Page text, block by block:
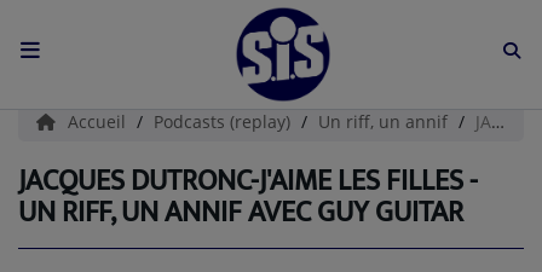
ACCUEIL
L'HISTOIRE DE S.I.S
BOUTIQUE
Accueil Podcasts (replay) Un riff, un annif JACQUES DUTRONC-J'aime Les Filles - UN RIFF, UN ANNIF AVEC GUY GUITAR
JACQUES DUTRONC-J'AIME LES FILLES -
UN RIFF, UN ANNIF AVEC GUY GUITAR